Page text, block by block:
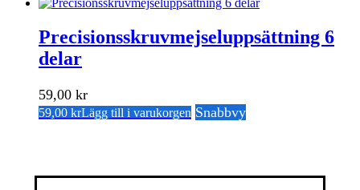
Precisionsskruvmejseluppsättning 6
delar
59,00 kr
59,00 krLägg till i varukorgen Snabbvy